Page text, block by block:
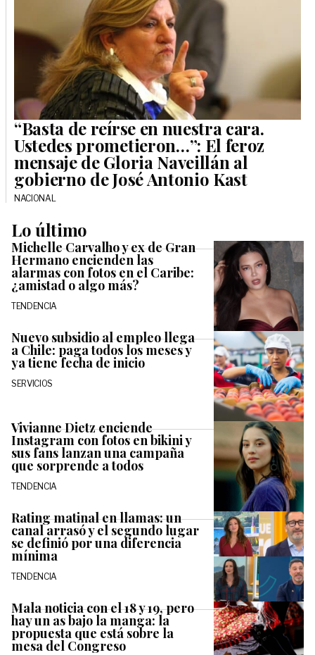
“Basta de reírse en nuestra cara.
Ustedes prometieron…”: El feroz
mensaje de Gloria Naveillán al
gobierno de José Antonio Kast
NACIONAL
Lo último
Michelle Carvalho y ex de Gran
Hermano encienden las
alarmas con fotos en el Caribe:
¿amistad o algo más?
TENDENCIA
Nuevo subsidio al empleo llega
a Chile: paga todos los meses y
ya tiene fecha de inicio
SERVICIOS
Vivianne Dietz enciende
Instagram con fotos en bikini y
sus fans lanzan una campaña
que sorprende a todos
TENDENCIA
Rating matinal en llamas: un
canal arrasó y el segundo lugar
se definió por una diferencia
mínima
TENDENCIA
Mala noticia con el 18 y 19, pero
hay un as bajo la manga: la
propuesta que está sobre la
mesa del Congreso